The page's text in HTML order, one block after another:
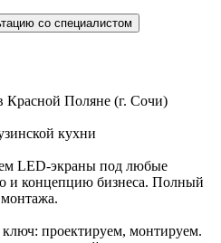
со специалистом
Красной Поляне (г. Сочи)
кухни
LED-экраны под любые
и концепцию бизнеса. Полный
проектируем, монтируем.